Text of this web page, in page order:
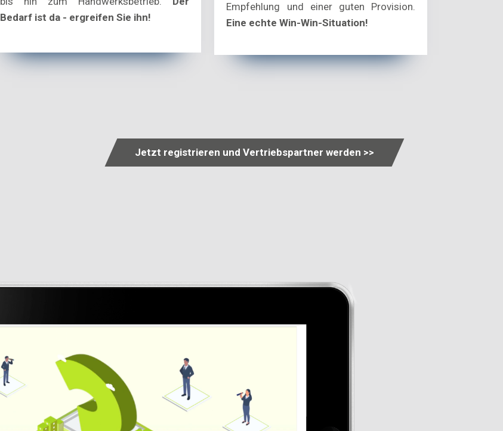
Bedarf ist da - ergreifen Sie ihn!
Empfehlung und einer guten Provision.
Eine echte Win-Win-Situation!
Jetzt registrieren und Vertriebspartner werden >>